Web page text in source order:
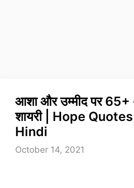
आशा और उम्मीद पर 65+
शायरी | Hope
Hindi
October 14, 2021